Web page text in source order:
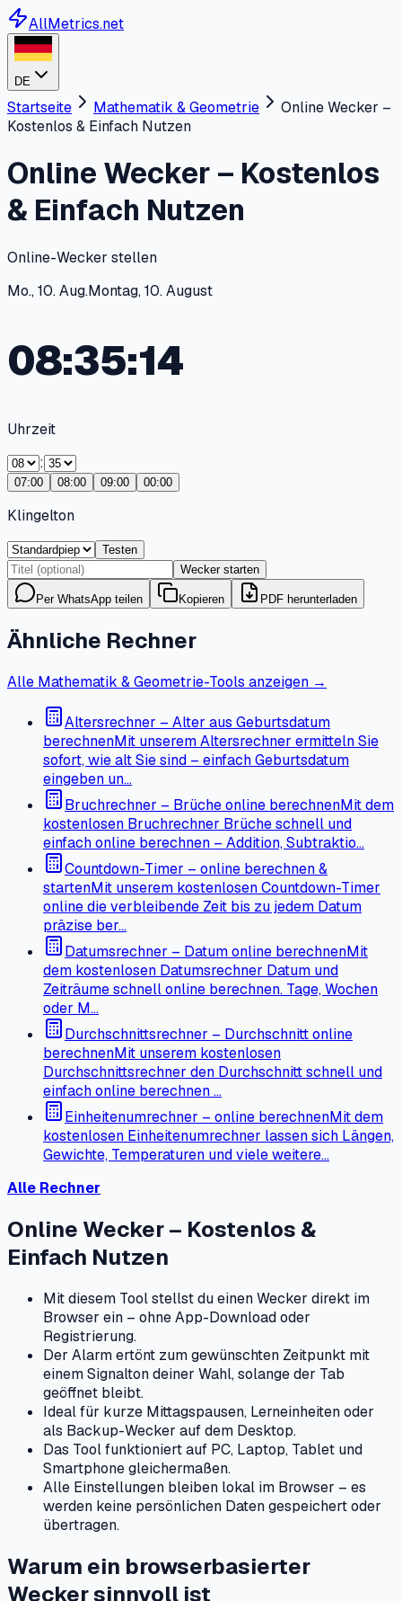
AllMetrics.net
DE
Startseite Mathematik & Geometrie
Online Wecker –
Kostenlos & Einfach Nutzen
Online Wecker – Kostenlos
& Einfach Nutzen
Online-Wecker stellen
Mo., 10. Aug.Montag, 10. August
08:35:14
Uhrzeit
:
07:00 08:00 09:00 00:00
Klingelton
Testen
Wecker starten
Per WhatsApp teilen Kopieren PDF herunterladen
Ähnliche Rechner
Alle Mathematik & Geometrie-Tools anzeigen →
Altersrechner – Alter aus Geburtsdatum
berechnenMit unserem Altersrechner ermitteln Sie
sofort, wie alt Sie sind – einfach Geburtsdatum
eingeben un…
Bruchrechner – Brüche online berechnenMit dem
kostenlosen Bruchrechner Brüche schnell und
einfach online berechnen – Addition, Subtraktio…
Countdown-Timer – online berechnen &
startenMit unserem kostenlosen Countdown-Timer
online die verbleibende Zeit bis zu jedem Datum
präzise ber…
Datumsrechner – Datum online berechnenMit
dem kostenlosen Datumsrechner Datum und
Zeiträume schnell online berechnen. Tage, Wochen
oder M…
Durchschnittsrechner – Durchschnitt online
berechnenMit unserem kostenlosen
Durchschnittsrechner den Durchschnitt schnell und
einfach online berechnen …
Einheitenumrechner – online berechnenMit dem
kostenlosen Einheitenumrechner lassen sich Längen,
Gewichte, Temperaturen und viele weitere…
Alle Rechner
Online Wecker – Kostenlos &
Einfach Nutzen
Mit diesem Tool stellst du einen Wecker direkt im
Browser ein – ohne App-Download oder
Registrierung.
Der Alarm ertönt zum gewünschten Zeitpunkt mit
einem Signalton deiner Wahl, solange der Tab
geöffnet bleibt.
Ideal für kurze Mittagspausen, Lerneinheiten oder
als Backup-Wecker auf dem Desktop.
Das Tool funktioniert auf PC, Laptop, Tablet und
Smartphone gleichermaßen.
Alle Einstellungen bleiben lokal im Browser – es
werden keine persönlichen Daten gespeichert oder
übertragen.
Warum ein browserbasierter
Wecker sinnvoll ist